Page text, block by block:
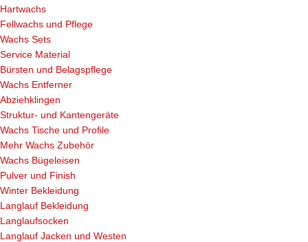
Hartwachs
Fellwachs und Pflege
Wachs Sets
Service Material
Bürsten und Belagspflege
Wachs Entferner
Abziehklingen
Struktur- und Kantengeräte
Wachs Tische und Profile
Mehr Wachs Zubehör
Wachs Bügeleisen
Pulver und Finish
Winter Bekleidung
Langlauf Bekleidung
Langlaufsocken
Langlauf Jacken und Westen